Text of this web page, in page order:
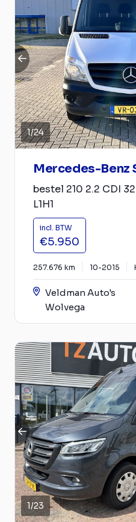
1/24
Mercedes-Benz
bestel 210 2.2 CDI
L1H1
incl. BTW
€5.950
257.676 km 10-2015
Veldman Auto's
Wolvega
1/23